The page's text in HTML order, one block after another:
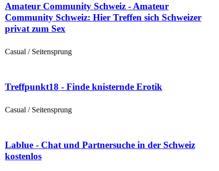
Amateur Community Schweiz - Amateur
Community Schweiz: Hier Treffen sich Schweizer
privat zum Sex
Casual / Seitensprung
Treffpunkt18 - Finde knisternde Erotik
Casual / Seitensprung
Lablue - Chat und Partnersuche in der Schweiz
kostenlos